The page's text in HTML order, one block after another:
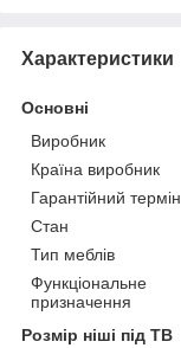
Характеристики
Основні
Виробник
Країна виробник
Гарантійний термін
Стан
Тип меблів
Функціональне
призначення
Розмір ніші під ТВ